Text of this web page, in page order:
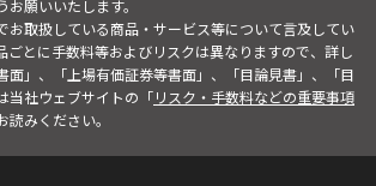
願いいたします。
お取扱している商品・サービス等について言及してい
ごとに手数料等およびリスクは異なりますので、詳し
面」、「上場有価証券等書面」、「目論見書」、「目
当社ウェブサイトの「リスク・手数料などの重要事項
読みください。